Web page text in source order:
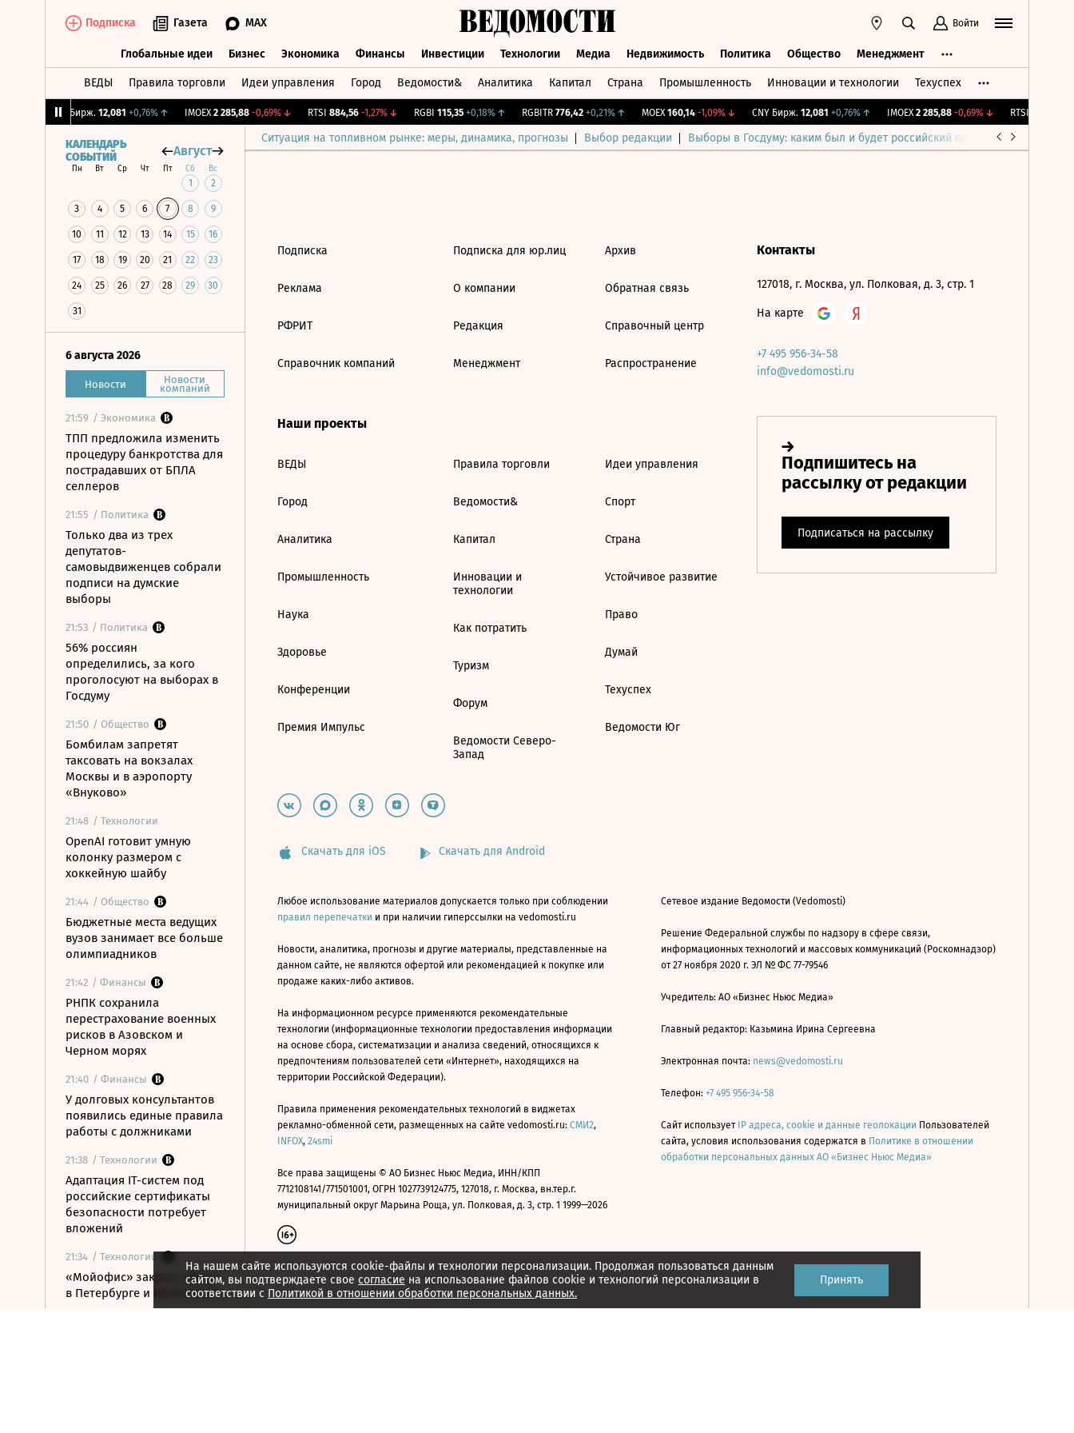
Подписка Газета MAX Войти
Глобальные идеи Бизнес Экономика Финансы Инвестиции Технологии Медиа Недвижимость Политика Общество Менеджмент
ВЕДЫ Правила торговли Идеи управления Город Ведомости& Аналитика Капитал Страна Промышленность Инновации и технологии Техуспех
CNY Бирж. 12,081 +0,76%↑ IMOEX 2 285,88 -0,69%↓ RTSI 884,56 -1,27%↓ RGBI 115,35 +0,18%↑ RGBITR 776,42 +0,21%↑ MOEX 160,14 -1,09%↓ CNY Бирж. 12,081 +0,76%↑ IMOEX 2 285,88 -0,69%↓ RTSI 884,56
Ситуация на топливном рынке: меры, динамика, прогнозы Выбор редакции Выборы в Госдуму: каким был и будет российский парламент
КАЛЕНДАРЬ
СОБЫТИЙ
Август
Пн Вт Ср Чт Пт Сб Вс
1 2
3 4 5 6 7 8 9
10 11 12 13 14 15 16
17 18 19 20 21 22 23
24 25 26 27 28 29 30
31
6 августа 2026
Новости Новости
компаний
21:59 / Экономика
ТПП предложила изменить
процедуру банкротства для
пострадавших от БПЛА
селлеров
21:55 / Политика
Только два из трех
депутатов-
самовыдвиженцев собрали
подписи на думские
выборы
21:53 / Политика
56% россиян
определились, за кого
проголосуют на выборах в
Госдуму
21:50 / Общество
Бомбилам запретят
таксовать на вокзалах
Москвы и в аэропорту
«Внуково»
21:48 / Технологии
OpenAI готовит умную
колонку размером с
хоккейную шайбу
21:44 / Общество
Бюджетные места ведущих
вузов занимает все больше
олимпиадников
21:42 / Финансы
РНПК сохранила
перестрахование военных
рисков в Азовском и
Черном морях
21:40 / Финансы
У долговых консультантов
появились единые правила
работы с должниками
21:38 / Технологии
Адаптация IT-систем под
российские сертификаты
безопасности потребует
вложений
21:34 / Технологии
«Мойофис» закрыл офисы
в Петербурге и Иннополисе
На нашем сайте используются cookie-файлы и технологии персонализации. Продолжая пользоваться данным
сайтом, вы подтверждаете свое согласие на использование файлов cookie и технологий персонализации в
соответствии с Политикой в отношении обработки персональных данных.
Принять
Подписка
Реклама
РФРИТ
Справочник компаний
Подписка для юр.лиц
О компании
Редакция
Менеджмент
Архив
Обратная связь
Справочный центр
Распространение
Наши проекты
ВЕДЫ
Город
Аналитика
Промышленность
Наука
Здоровье
Конференции
Премия Импульс
Правила торговли
Ведомости&
Капитал
Инновации и
технологии
Как потратить
Туризм
Форум
Ведомости Северо-
Запад
Идеи управления
Спорт
Страна
Устойчивое развитие
Право
Думай
Техуспех
Ведомости Юг
Контакты
127018, г. Москва, ул. Полковая, д. 3, стр. 1
На карте
+7 495 956-34-58
info@vedomosti.ru
Скачать для iOS Скачать для Android
Любое использование материалов допускается только при соблюдении
правил перепечатки и при наличии гиперссылки на vedomosti.ru
Новости, аналитика, прогнозы и другие материалы, представленные на
данном сайте, не являются офертой или рекомендацией к покупке или
продаже каких-либо активов.
На информационном ресурсе применяются рекомендательные
технологии (информационные технологии предоставления информации
на основе сбора, систематизации и анализа сведений, относящихся к
предпочтениям пользователей сети «Интернет», находящихся на
территории Российской Федерации).
Правила применения рекомендательных технологий в виджетах
рекламно-обменной сети, размещенных на сайте vedomosti.ru: СМИ2,
INFOX, 24smi
Все права защищены © АО Бизнес Ньюс Медиа, ИНН/КПП
7712108141/771501001, ОГРН 1027739124775, 127018, г. Москва, вн.тер.г.
муниципальный округ Марьина Роща, ул. Полковая, д. 3, стр. 1 1999—2026
Сетевое издание Ведомости (Vedomosti)
Решение Федеральной службы по надзору в сфере связи,
информационных технологий и массовых коммуникаций (Роскомнадзор)
от 27 ноября 2020 г. ЭЛ № ФС 77-79546
Учредитель: АО «Бизнес Ньюс Медиа»
Главный редактор: Казьмина Ирина Сергеевна
Электронная почта: news@vedomosti.ru
Телефон: +7 495 956-34-58
Сайт использует IP адреса, cookie и данные геолокации Пользователей
сайта, условия использования содержатся в Политике в отношении
обработки персональных данных АО «Бизнес Ньюс Медиа»